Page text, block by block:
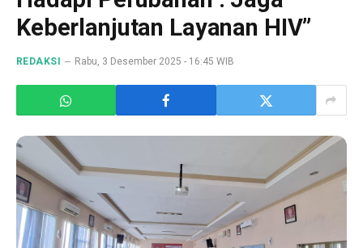
Keberlanjutan Layanan HIV”
REDAKSI Rabu, 3 Desember 2025 - 16:45 WIB